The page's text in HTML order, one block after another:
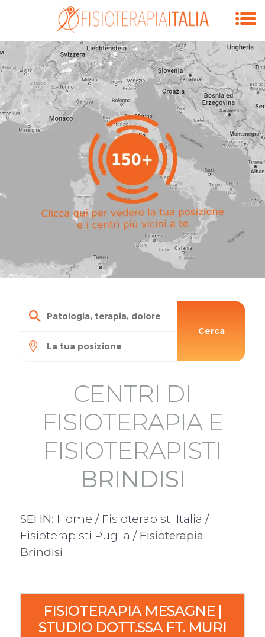
Cerca
CENTRI DI
FISIOTERAPIA E
FISIOTERAPISTI
BRINDISI
SEI IN: Home / Fisioterapisti Italia /
Fisioterapisti Puglia / Fisioterapia
Brindisi
FISIOTERAPIA MESAGNE |
STUDIO DOTT.SSA FT. MURI